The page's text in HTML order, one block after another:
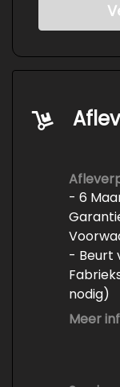
- 6
- Beurt
nodig)
-
-
Meer